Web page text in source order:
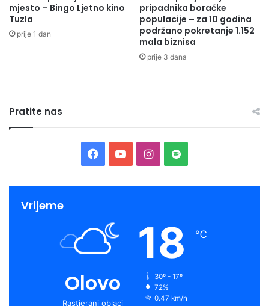
mjesto – Bingo Ljetno kino
Tuzla
prije 1 dan
pripadnika boračke
populacije – za 10 godina
podržano pokretanje 1.152
mala biznisa
prije 3 dana
Pratite nas
Facebook
YouTubeInstagram
Spotify
Vrijeme
Olovo
Rastjerani oblaci
18 ℃
30º - 17º
72%
0.47 km/h